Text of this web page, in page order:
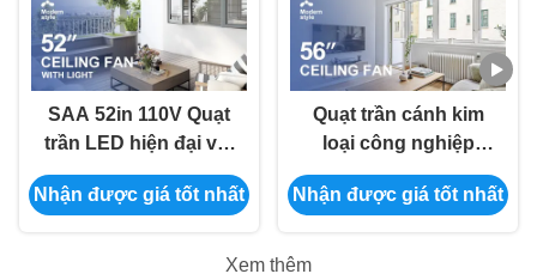
SAA 52in 110V Quạt
trần LED hiện đại với
lưỡi kim loại
Nhận được giá tốt nhất
Quạt trần cánh kim
loại công nghiệp
Patio 52 inch có điều
khiển từ xa
Nhận được giá tốt nhất
Xem thêm